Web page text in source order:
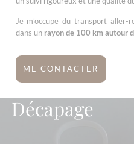
Je m’occupe du transport aller-
dans un rayon de 100 km autour
ME CONTACTER
Décapage